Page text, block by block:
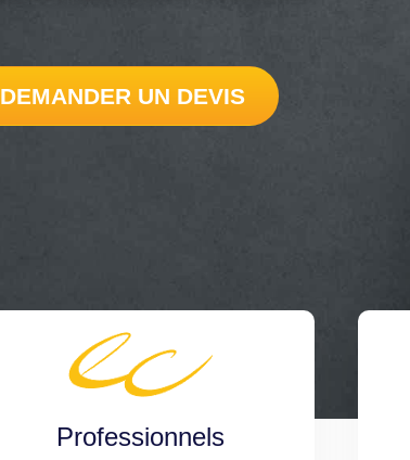
DEMANDER UN DEVIS
Professionnels